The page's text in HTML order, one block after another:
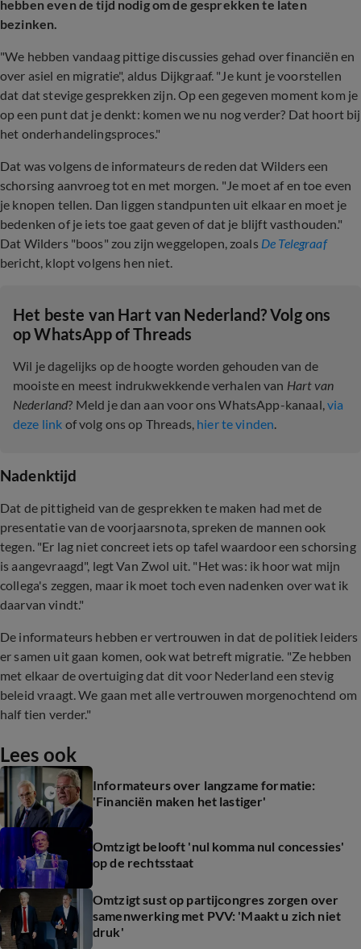
hebben even de tijd nodig om de gesprekken te laten
bezinken.
"We hebben vandaag pittige discussies gehad over financiën en
over asiel en migratie", aldus Dijkgraaf. "Je kunt je voorstellen
dat dat stevige gesprekken zijn. Op een gegeven moment kom je
op een punt dat je denkt: komen we nu nog verder? Dat hoort bij
het onderhandelingsproces."
Dat was volgens de informateurs de reden dat Wilders een
schorsing aanvroeg tot en met morgen. "Je moet af en toe even
je knopen tellen. Dan liggen standpunten uit elkaar en moet je
bedenken of je iets toe gaat geven of dat je blijft vasthouden."
Dat Wilders "boos" zou zijn weggelopen, zoals De Telegraaf
bericht, klopt volgens hen niet.
Het beste van Hart van Nederland? Volg ons
op WhatsApp of Threads
Wil je dagelijks op de hoogte worden gehouden van de
mooiste en meest indrukwekkende verhalen van Hart van
Nederland? Meld je dan aan voor ons WhatsApp-kanaal,via
deze link of volg ons op Threads, hier te vinden.
Nadenktijd
Dat de pittigheid van de gesprekken te maken had met de
presentatie van de voorjaarsnota, spreken de mannen ook
tegen. "Er lag niet concreet iets op tafel waardoor een schorsing
is aangevraagd", legt Van Zwol uit. "Het was: ik hoor wat mijn
collega's zeggen, maar ik moet toch even nadenken over wat ik
daarvan vindt."
De informateurs hebben er vertrouwen in dat de politiek leiders
er samen uit gaan komen, ook wat betreft migratie. "Ze hebben
met elkaar de overtuiging dat dit voor Nederland een stevig
beleid vraagt. We gaan met alle vertrouwen morgenochtend om
half tien verder."
Lees ook
Informateurs over langzame formatie:
'Financiën maken het lastiger'
Omtzigt belooft 'nul komma nul concessies'
op de rechtsstaat
Omtzigt sust op partijcongres zorgen over
samenwerking met PVV: 'Maakt u zich niet
druk'